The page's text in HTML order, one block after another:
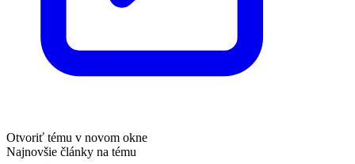
Otvoriť tému v novom okne
Najnovšie články na tému